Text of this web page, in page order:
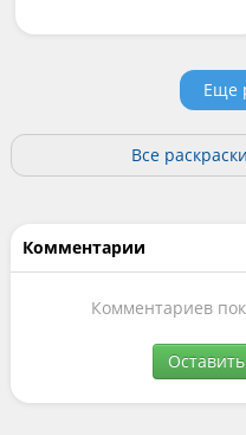
Еще
Все
Комментарии
Комментариев